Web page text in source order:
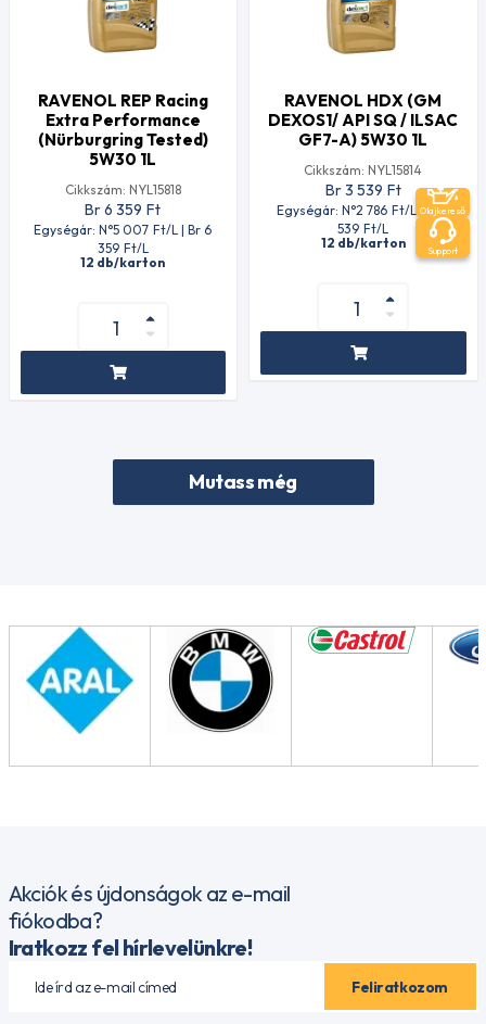
RAVENOL REP Racing
Extra Performance
(Nürburgring Tested)
5W30 1L
Cikkszám: NYL15818
Br 6 359 Ft
Egységár: N°5 007 Ft/L | Br 6
359 Ft/L
12 db/karton
RAVENOL HDX (GM
DEXOS1/ API SQ / ILSAC
GF7-A) 5W30 1L
Cikkszám: NYL15814
Br 3 539 Ft
Egységár: N°2 786 Ft/L | Br 3
539 Ft/L
12 db/karton
Mutass még
Akciók és újdonságok az e-mail
fiókodba?
Iratkozz fel hírlevelünkre!
Olajkereső
Support